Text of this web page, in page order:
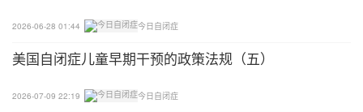
2026-06-28 01:44 今日自闭症
美国自闭症儿童早期干预的政策法规（五）
2026-07-09 22:19 今日自闭症